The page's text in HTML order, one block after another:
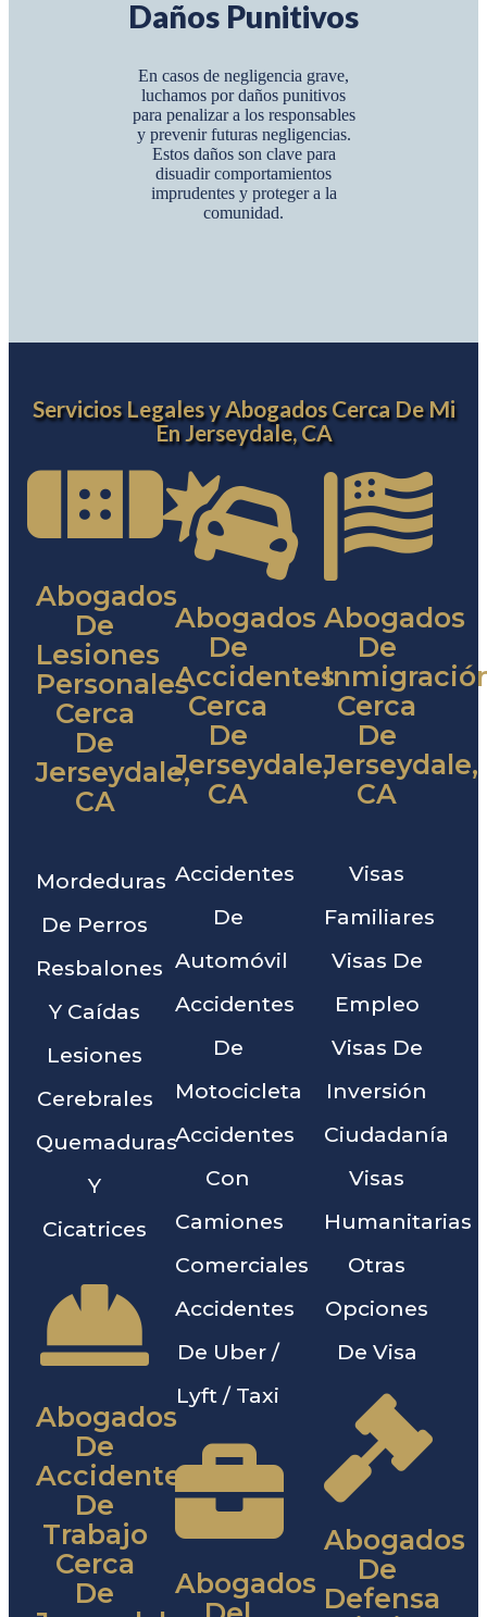
Daños Punitivos
En casos de negligencia grave,
luchamos por daños punitivos
para penalizar a los responsables
y prevenir futuras negligencias.
Estos daños son clave para
disuadir comportamientos
imprudentes y proteger a la
comunidad.
Servicios Legales y Abogados Cerca De Mi
En Jerseydale, CA
Abogados
De
Lesiones
Personales
Cerca
De
Jerseydale,
CA
Mordeduras
De Perros
Resbalones
Y Caídas
Lesiones
Cerebrales
Quemaduras
Y
Cicatrices
Abogados
De
Accidentes
De
Trabajo
Cerca
De
Abogados
De
Accidentes
Cerca
De
Jerseydale,
CA
Accidentes
De
Automóvil
Accidentes
De
Motocicleta
Accidentes
Con
Camiones
Comerciales
Accidentes
De Uber /
Lyft / Taxi
Abogados
Abogados
De
Cerca
De
Jerseydale,
CA
Visas
Familiares
Visas De
Empleo
Visas De
Inversión
Ciudadanía
Visas
Humanitarias
Otras
Opciones
De Visa
Abogados
De
Defensa